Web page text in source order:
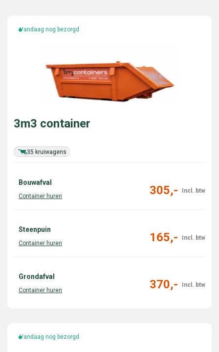
Vandaag nog bezorgd
35 kruiwagens
3m3 container
Bouwafval
305,-
Steenpuin
165,-
Grondafval
370,-
Vandaag nog bezorgd